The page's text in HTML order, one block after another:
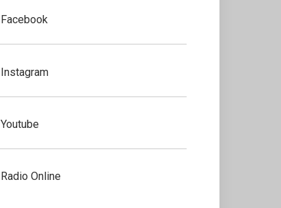
Facebook
Instagram
Youtube
Radio Online